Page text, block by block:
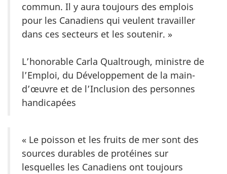
commun. Il y aura toujours des emplois
pour les Canadiens qui veulent travailler
dans ces secteurs et les soutenir. »
L’honorable Carla Qualtrough, ministre de
l’Emploi, du Développement de la main-
d’œuvre et de l’Inclusion des personnes
handicapées
« Le poisson et les fruits de mer sont des
sources durables de protéines sur
lesquelles les Canadiens ont toujours